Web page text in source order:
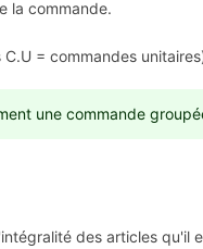
la commande.
= commandes
une commande
des articles qu'il